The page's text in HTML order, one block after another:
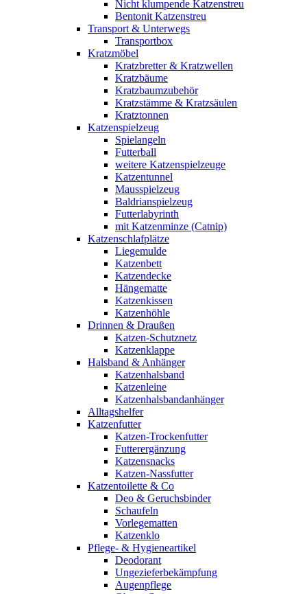
Nicht klumpende Katzenstreu
Bentonit Katzenstreu
Transport & Unterwegs
Transportbox
Kratzmöbel
Kratzbretter & Kratzwellen
Kratzbäume
Kratzbaumzubehör
Kratzstämme & Kratzsäulen
Kratztonnen
Katzenspielzeug
Spielangeln
Futterball
weitere Katzenspielzeuge
Katzentunnel
Mausspielzeug
Baldrianspielzeug
Futterlabyrinth
mit Katzenminze (Catnip)
Katzenschlafplätze
Liegemulde
Katzenbett
Katzendecke
Hängematte
Katzenkissen
Katzenhöhle
Drinnen & Draußen
Katzen-Schutznetz
Katzenklappe
Halsband & Anhänger
Katzenhalsband
Katzenleine
Katzenhalsbandanhänger
Alltagshelfer
Katzenfutter
Katzen-Trockenfutter
Futterergänzung
Katzensnacks
Katzen-Nassfutter
Katzentoilette & Co
Deo & Geruchsbinder
Schaufeln
Vorlegematten
Katzenklo
Pflege- & Hygieneartikel
Deodorant
Ungezieferbekämpfung
Augenpflege